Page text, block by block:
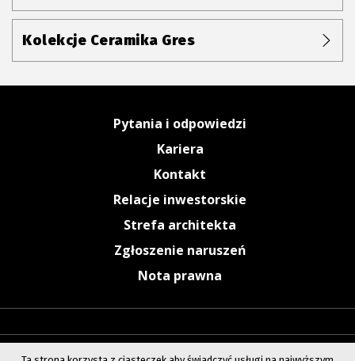
Kolekcje Ceramika Gres
Pytania i odpowiedzi
Kariera
Kontakt
Relacje inwestorskie
Strefa architekta
Zgłoszenie naruszeń
Nota prawna